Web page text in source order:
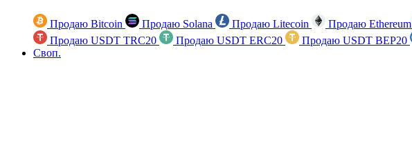
Продаю Bitcoin Продаю Solana Продаю Litecoin Продаю Ethereum
Продаю USDT TRC20
Продаю USDT ERC20 Продаю USDT BEP20
Своп.